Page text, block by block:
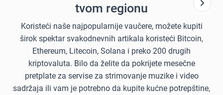
tvom regionu
Koristeći naše najpopularnije vaučere, možete kupiti
širok spektar svakodnevnih artikala koristeći Bitcoin,
Ethereum, Litecoin, Solana i preko 200 drugih
kriptovaluta. Bilo da želite da pokrijete mesečne
pretplate za servise za strimovanje muzike i video
sadržaja ili vam je potrebno da kupite kućne potrepštine,